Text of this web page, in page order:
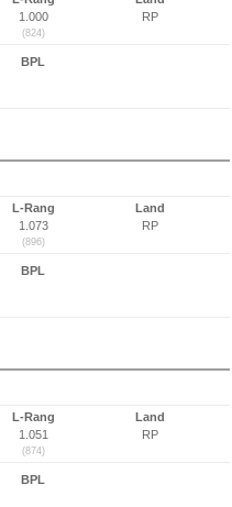
1.000
(824)
RP
BPL
L-Rang
1.073
(896)
Land
RP
BPL
L-Rang
1.051
(874)
Land
RP
BPL